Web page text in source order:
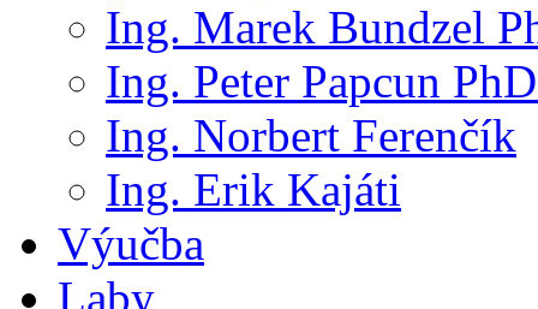
Ing. Marek Bundzel
Ing. Peter Papcun
Ing. Norbert Ferenčík
Ing. Erik Kajáti
Výučba
Laby